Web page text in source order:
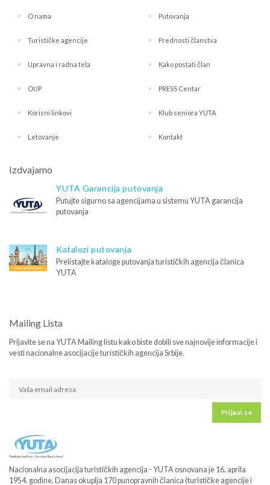
O nama Putovanja
Turističke agencije Prednosti članstva
Upravna i radna tela Kako postati član
OUP PRESS Centar
Korisni linkovi Klub seniora YUTA
Letovanje Kontakt
Izdvajamo
YUTA Garancija putovanja
Putujte sigurno sa agencijama u sistemu YUTA garancija
putovanja
Katalozi putovanja
Prelistajte kataloge putovanja turističkih agencija članica
YUTA
Mailing Lista
Prijavite se na YUTA Mailing listu kako biste dobili sve najnovije informacije i
vesti nacionalne asocijacije turističkih agencija Srbije.
Prijavi se
Nacionalna asocijacija turističkih agencija - YUTA osnovana je 16. aprila
1954. godine. Danas okuplja 170 punopravnih članica (turističke agencije i